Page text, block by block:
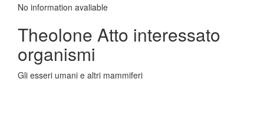
No information avaliable
Theolone Atto interessato
organismi
Gli esseri umani e altri mammiferi